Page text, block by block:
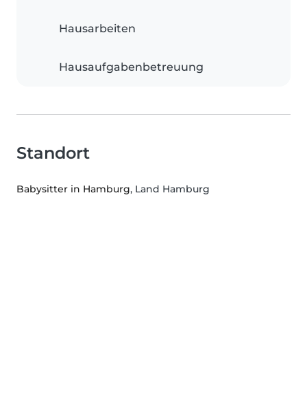
Hausarbeiten
Hausaufgabenbetreuung
Standort
Babysitter in Hamburg, Land Hamburg